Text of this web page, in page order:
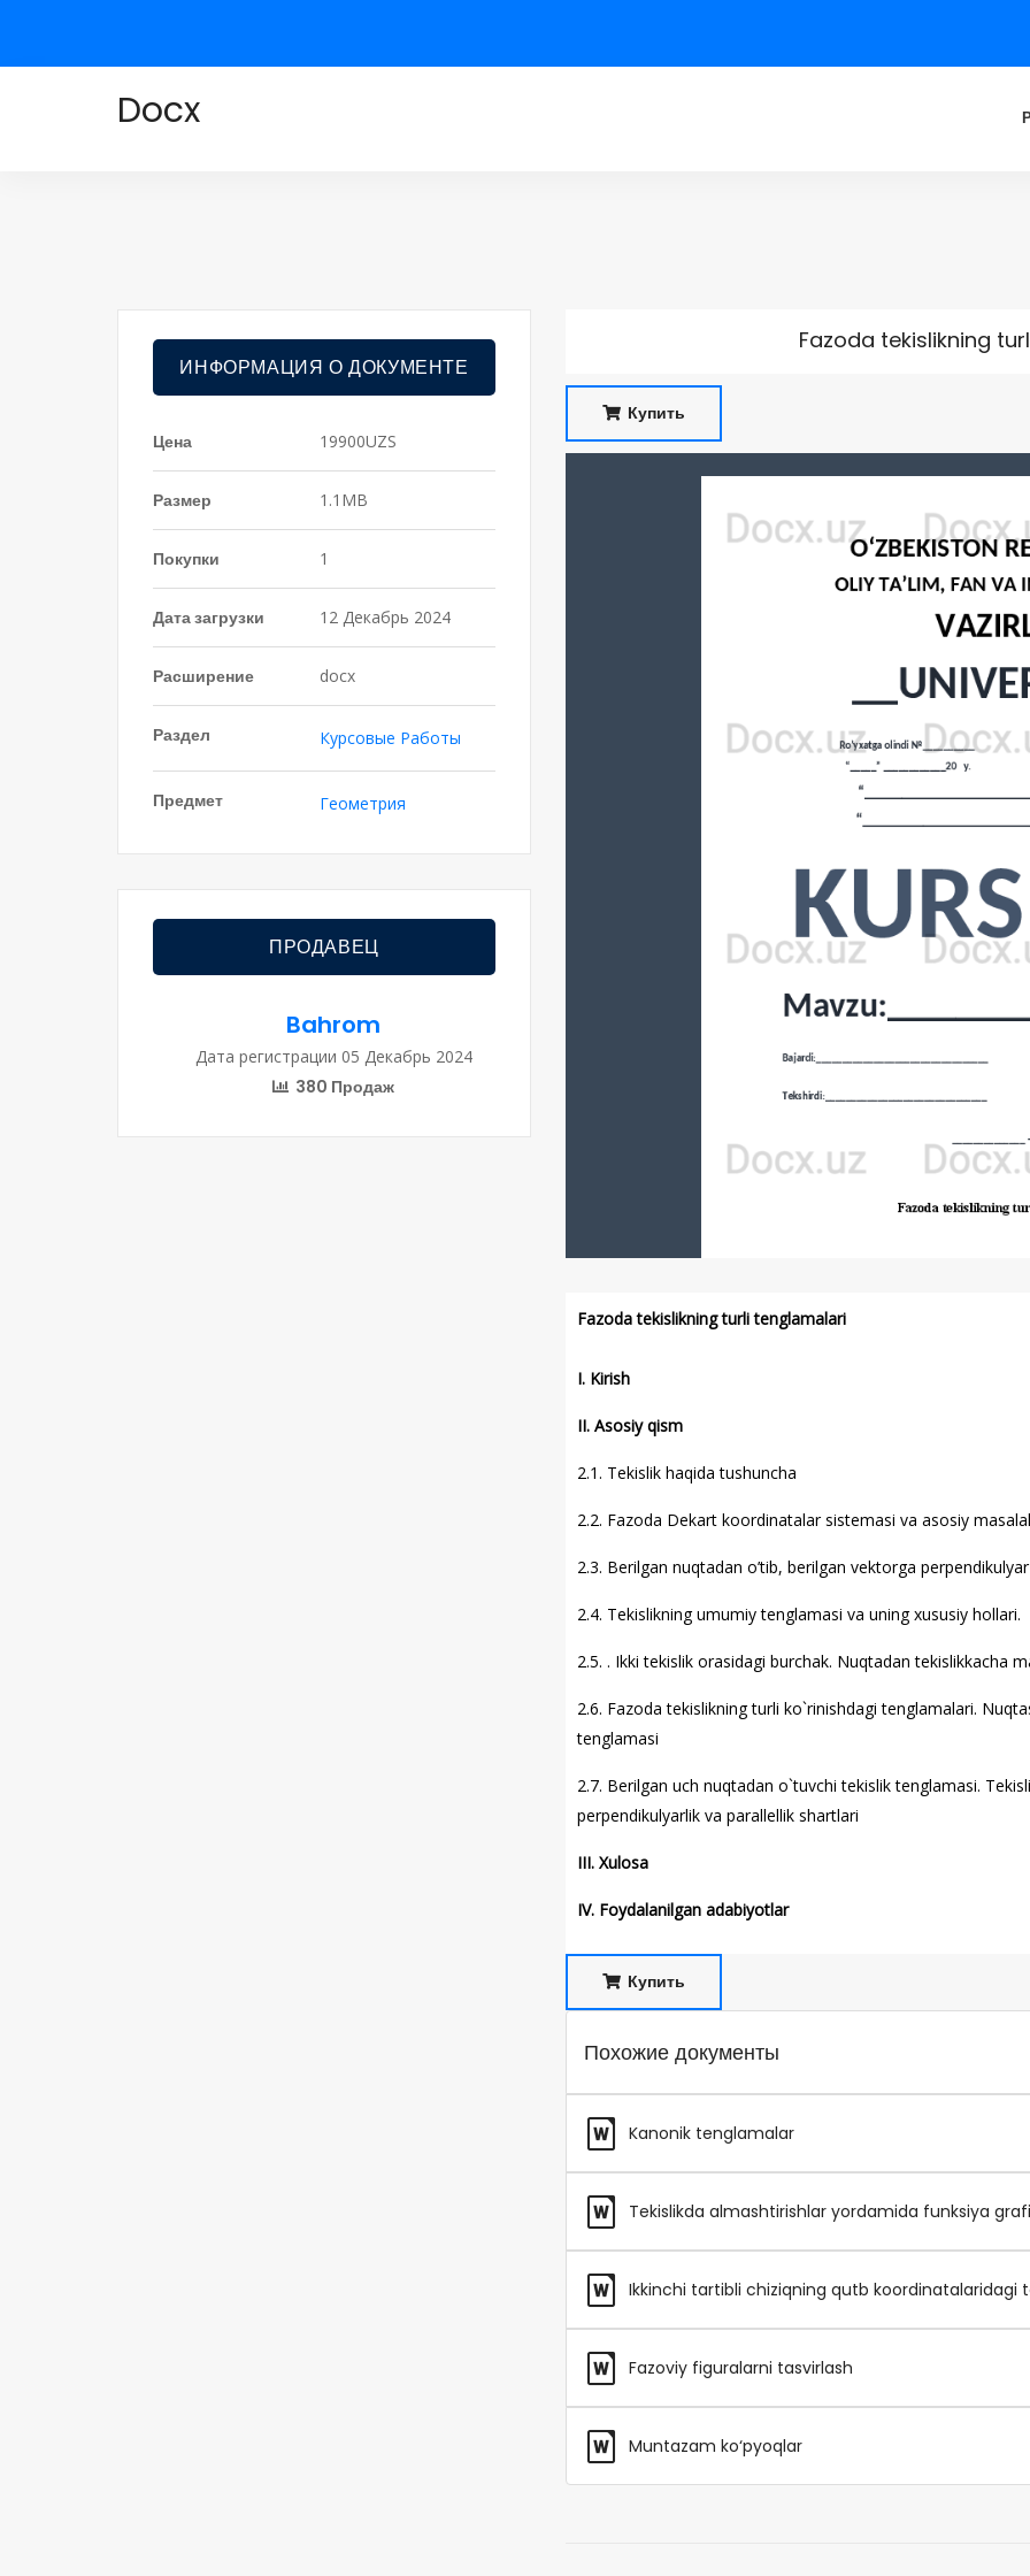
Docx
ИНФОРМАЦИЯ О ДОКУМЕНТЕ
Цена 19900UZS
Размер 1.1MB
Покупки 1
Дата загрузки 12 Декабрь 2024
Расширение docx
Раздел Курсовые Работы
Предмет Геометрия
ПРОДАВЕЦ
Bahrom
Дата регистрации 05 Декабрь 2024
380 Продаж
Fazoda tekislikning
Купить
Fazoda tekislikning turli tenglamalari
I. Kirish
II. Asosiy qism
2.1. Tekislik haqida tushuncha
2.2. Fazoda Dekart koordinatalar sistemasi va asosiy
2.3. Berilgan nuqtadan o’tib, berilgan vektorga
2.4. Tekislikning umumiy tenglamasi va uning xususiy hollari.
2.5. . Ikki tekislik orasidagi burchak. Nuqtadan tekislikkacha
2.6. Fazoda tekislikning turli ko`rinishdagi tenglamalari.
tenglamasi
2.7. Berilgan uch nuqtadan o`tuvchi tekislik tenglamasi.
perpendikulyarlik va parallellik shartlari
III. Xulosa
IV. Foydalanilgan adabiyotlar
Купить
Похожие документы
Kanonik tenglamalar
Tekislikda almashtirishlar yordamida funksiya
Ikkinchi tartibli chiziqning qutb koordinatalaridagi
Fazoviy figuralarni tasvirlash
Muntazam ko‘pyoqlar